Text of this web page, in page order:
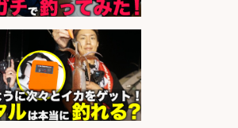
sponsored by 求人ボックス
メーカーでの営業
お仕事/残業なし/即
務/軽作業
ソナ